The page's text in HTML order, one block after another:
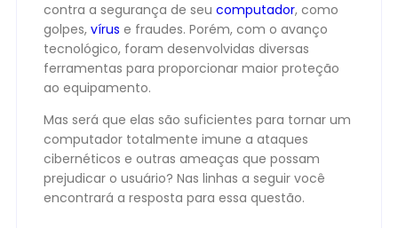
contra a segurança de seu computador, como
golpes, vírus e fraudes. Porém, com o avanço
tecnológico, foram desenvolvidas diversas
ferramentas para proporcionar maior proteção
ao equipamento.
Mas será que elas são suficientes para tornar um
computador totalmente imune a ataques
cibernéticos e outras ameaças que possam
prejudicar o usuário? Nas linhas a seguir você
encontrará a resposta para essa questão.